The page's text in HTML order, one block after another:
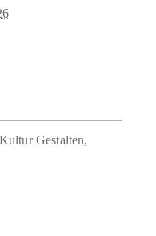
Kultur Gestalten,